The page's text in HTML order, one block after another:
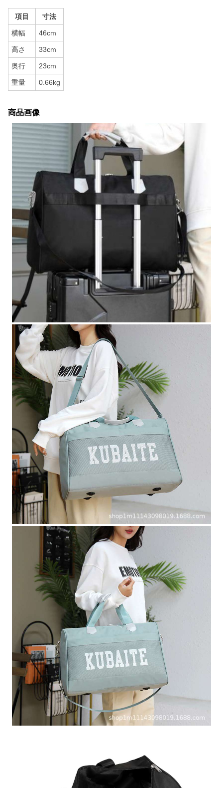
項目 寸法
横幅 46cm
高さ 33cm
奥行 23cm
重量 0.66kg
商品画像